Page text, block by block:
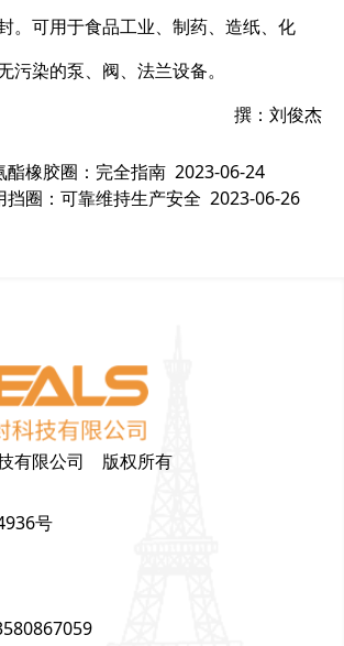
。可用于食品工业、制药、造纸、化
污染的泵、阀、法兰设备。
撰：刘俊杰
酯橡胶圈：完全指南 2023-06-24
挡圈：可靠维持生产安全 2023-06-26
有限公司 版权所有
号